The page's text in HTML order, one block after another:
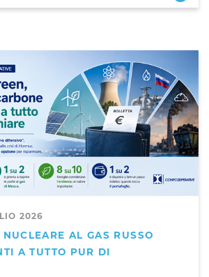
2026
AL GAS RUSSO
A TUTTO PUR DI